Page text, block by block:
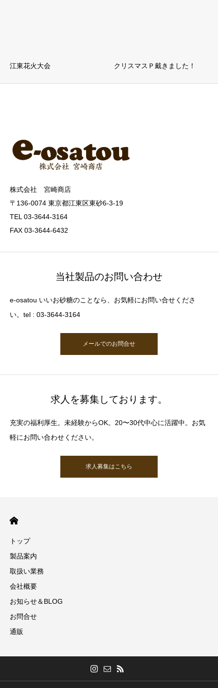
江東花火大会 クリスマスＰ戴きました！
株式会社 宮崎商店
〒136-0074 東京都江東区東砂6-3-19
TEL 03-3644-3164
FAX 03-3644-6432
当社製品のお問い合わせ
e-osatou いいお砂糖のことなら、お気軽にお問い合せくださ
い。tel : 03-3644-3164
メールでのお問合せ
求人を募集しております。
充実の福利厚生。未経験からOK。20〜30代中心に活躍中。お気
軽にお問い合わせください。
求人募集はこちら
トップ
製品案内
取扱い業務
会社概要
お知らせ＆BLOG
お問合せ
通販